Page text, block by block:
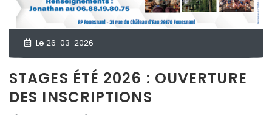
Le 26-03-2026
STAGES ÉTÉ 2026 : OUVERTURE
DES INSCRIPTIONS